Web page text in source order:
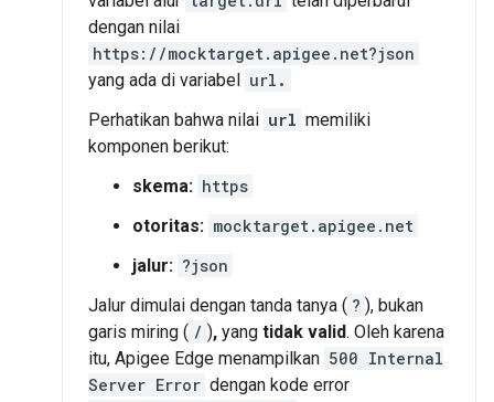
dengan nilai
https://mocktarget.apigee.net?json
yang ada di variabel
url .
Perhatikan bahwa nilai url memiliki
komponen berikut:
skema: https
otoritas: mocktarget.apigee.net
jalur: ?json
Jalur dimulai dengan tanda tanya ( ? ), bukan
garis miring ( / ), yang tidak valid. Oleh karena
itu, Apigee Edge menampilkan 500 Internal
Server Error dengan kode error